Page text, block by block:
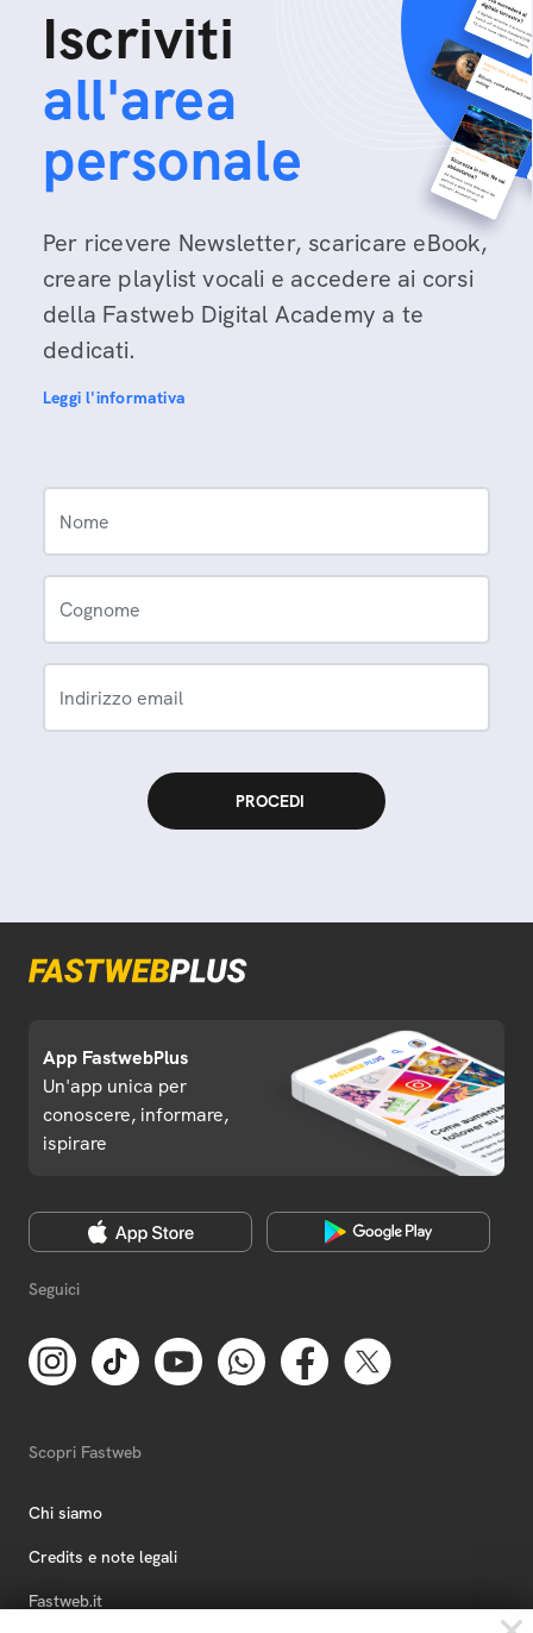
Iscriviti
all'area
personale
Per ricevere Newsletter, scaricare eBook,
creare playlist vocali e accedere ai corsi
della Fastweb Digital Academy a te
dedicati.
Leggi l'informativa
Nome
Cognome
Indirizzo email
App FastwebPlus
Un'app unica per
conoscere, informare,
ispirare
Seguici
Scopri Fastweb
Chi siamo
Credits e note legali
Fastweb.it